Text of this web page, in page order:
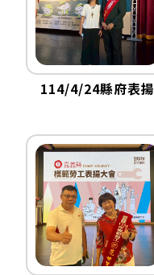
114/4/24縣府表揚